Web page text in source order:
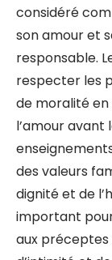
considéré
son amour et
responsable.
respecter les
de moralité
l’amour
des valeurs
dignité et de
important
aux préceptes